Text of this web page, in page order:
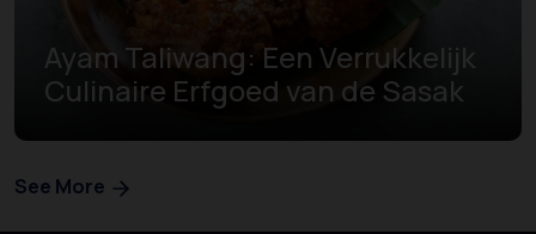
Ayam Taliwang: Een Verrukkelijk
Culinaire Erfgoed van de Sasak
See More